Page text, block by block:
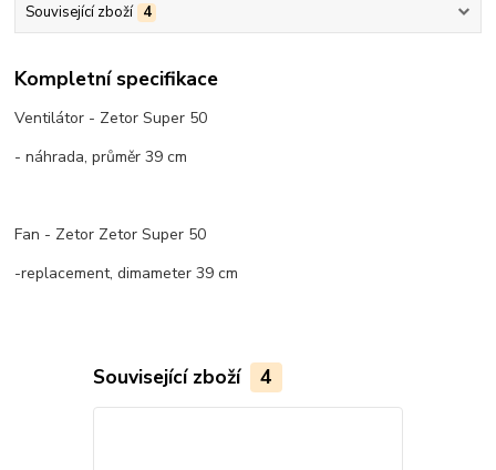
Související zboží 4
Kompletní specifikace
Ventilátor - Zetor Super 50
- náhrada, průměr 39 cm
Fan - Zetor Zetor Super 50
-replacement, dimameter 39 cm
Související zboží 4